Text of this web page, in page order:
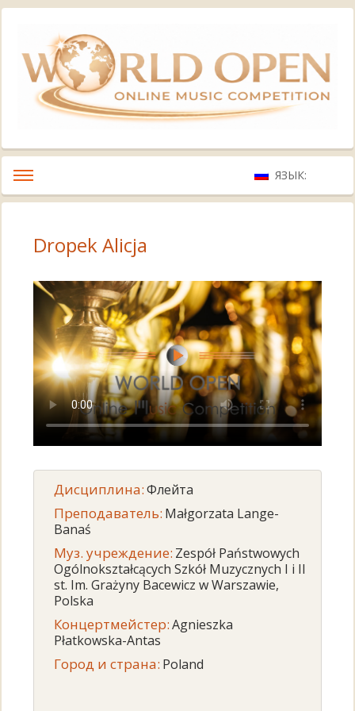
ЯЗЫК:
Dropek Alicja
Дисциплина:Флейта
Преподаватель: Małgorzata Lange-
Banaś
Муз. учреждение: Zespół Państwowych
Ogólnokształcących Szkół Muzycznych I i II
st. Im. Grażyny Bacewicz w Warszawie,
Polska
Концертмейстер:Agnieszka
Płatkowska-Antas
Город и страна: Poland